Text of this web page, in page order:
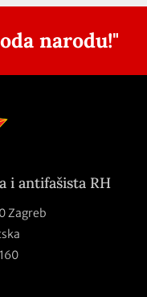
narodu!"
i antifašista RH
Zagreb